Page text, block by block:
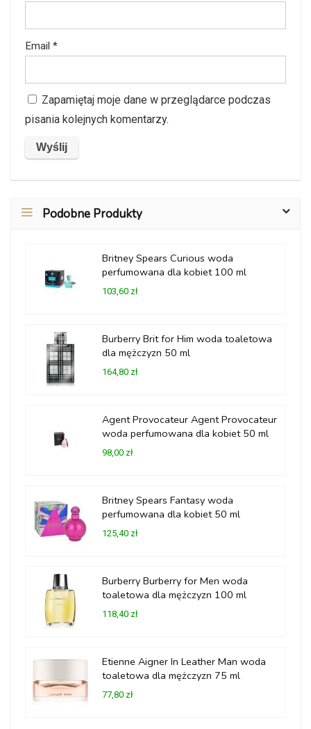
Email *
Zapamiętaj moje dane w przeglądarce podczas
pisania kolejnych komentarzy.
Podobne Produkty
Britney Spears Curious woda
perfumowana dla kobiet 100 ml
103,60 zł
Burberry Brit for Him woda toaletowa
dla mężczyzn 50 ml
164,80 zł
Agent Provocateur Agent Provocateur
woda perfumowana dla kobiet 50 ml
98,00 zł
Britney Spears Fantasy woda
perfumowana dla kobiet 50 ml
125,40 zł
Burberry Burberry for Men woda
toaletowa dla mężczyzn 100 ml
118,40 zł
Etienne Aigner In Leather Man woda
toaletowa dla mężczyzn 75 ml
77,80 zł